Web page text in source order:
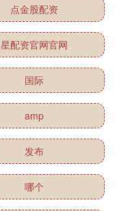
点金股配资
星配资官网官网
国际
amp
发布
哪个